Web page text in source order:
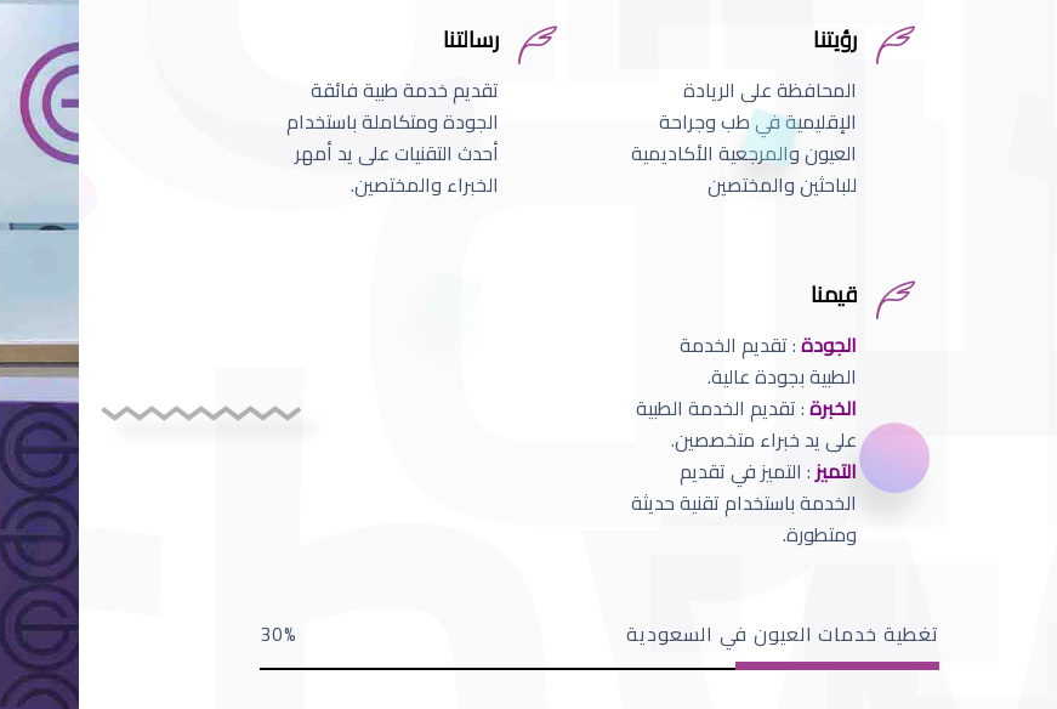
رؤيتنا
المحافظة على الريادة
الإقليمية في طب وجراحة
العيون والمرجعية الأكاديمية
للباحثين والمختصين
رسالتنا
تقديم خدمة طبية فائقة
الجودة ومتكاملة باستخدام
أحدث التقنيات على يد أمهر
الخبراء والمختصين.
قيمنا
الجودة: تقديم الخدمة
الطبية بجودة عالية.
الخبرة: تقديم الخدمة الطبية
على يد خبراء متخصصين.
التميز: التميز في تقديم
الخدمة باستخدام تقنية حديثة
ومتطورة.
تغطية خدمات العيون في السعودية 30